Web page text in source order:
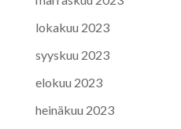
lokakuu 2023
syyskuu 2023
elokuu 2023
heinäkuu 2023